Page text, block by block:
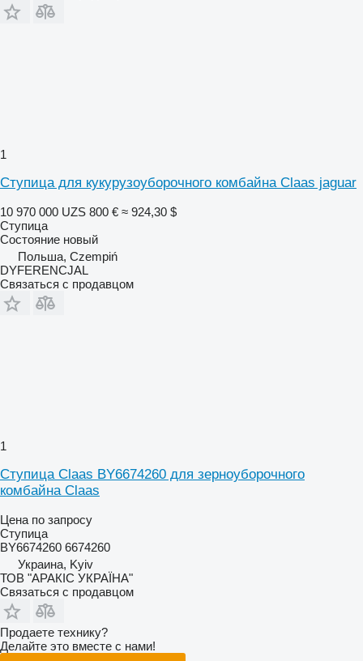
1
Ступица для кукурузоуборочного комбайна Claas jaguar
10 970 000 UZS 800 € ≈ 924,30 $
Ступица
Состояние новый
Польша, Czempiń
DYFERENCJAL
Связаться с продавцом
1
Ступица Claas BY6674260 для зерноуборочного
комбайна Claas
Цена по запросу
Ступица
BY6674260 6674260
Украина, Kyiv
ТОВ "АРАКІС УКРАЇНА"
Связаться с продавцом
Продаете технику?
Делайте это вместе с нами!